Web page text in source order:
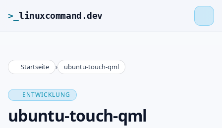
>_ linuxcommand.dev
>_linuxcommand.dev
Startseite › ubuntu-touch-qml
ENTWICKLUNG
ubuntu-touch-qml